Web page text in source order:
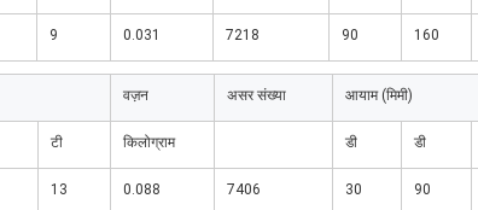
9 0.031 7218 90 160
वज़न असर संख्या आयाम (मिमी)
टी किलोग्राम डी डी
13 0.088 7406 30 90